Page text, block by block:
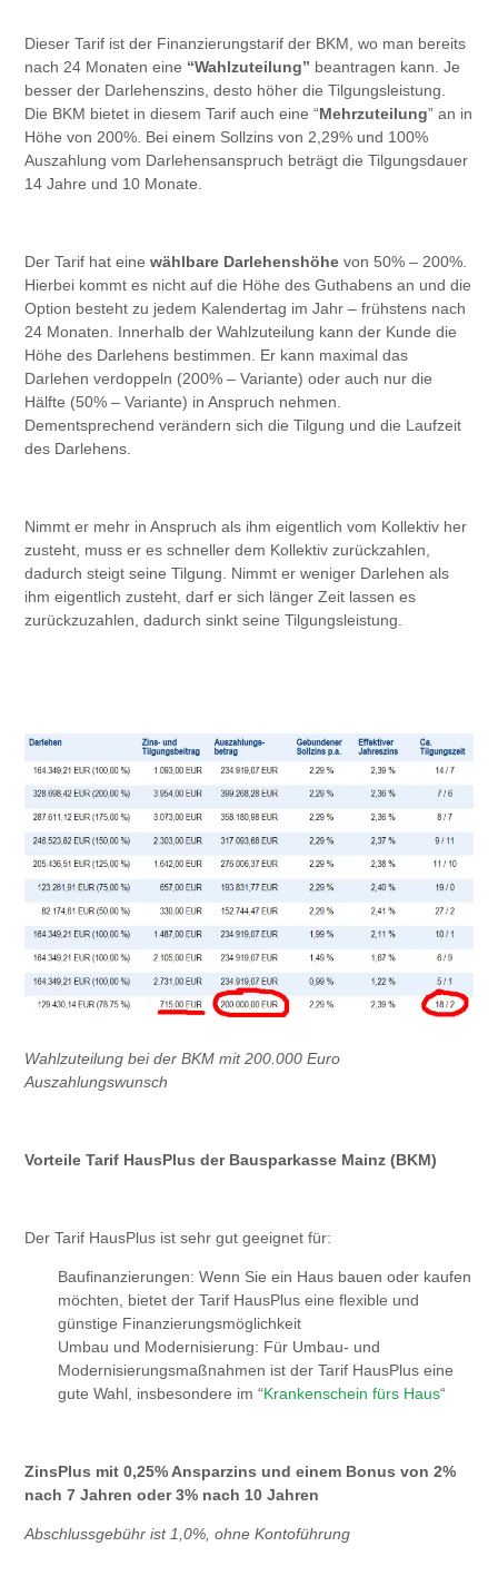
Dieser Tarif ist der Finanzierungstarif der BKM, wo man bereits
nach 24 Monaten eine “Wahlzuteilung” beantragen kann. Je
besser der Darlehenszins, desto höher die Tilgungsleistung.
Die BKM bietet in diesem Tarif auch eine “Mehrzuteilung” an in
Höhe von 200%. Bei einem Sollzins von 2,29% und 100%
Auszahlung vom Darlehensanspruch beträgt die Tilgungsdauer
14 Jahre und 10 Monate.
Der Tarif hat einewählbare Darlehenshöhe von 50% – 200%.
Hierbei kommt es nicht auf die Höhe des Guthabens an und die
Option besteht zu jedem Kalendertag im Jahr – frühstens nach
24 Monaten. Innerhalb der Wahlzuteilung kann der Kunde die
Höhe des Darlehens bestimmen. Er kann maximal das
Darlehen verdoppeln (200% – Variante) oder auch nur die
Hälfte (50% – Variante) in Anspruch nehmen.
Dementsprechend verändern sich die Tilgung und die Laufzeit
des Darlehens.
Nimmt er mehr in Anspruch als ihm eigentlich vom Kollektiv her
zusteht, muss er es schneller dem Kollektiv zurückzahlen,
dadurch steigt seine Tilgung. Nimmt er weniger Darlehen als
ihm eigentlich zusteht, darf er sich länger Zeit lassen es
zurückzuzahlen, dadurch sinkt seine Tilgungsleistung.
Wahlzuteilung bei der BKM mit 200.000 Euro
Auszahlungswunsch
Vorteile Tarif HausPlus der Bausparkasse Mainz (BKM)
Der Tarif HausPlus ist sehr gut geeignet für:
Baufinanzierungen: Wenn Sie ein Haus bauen oder kaufen
möchten, bietet der Tarif HausPlus eine flexible und
günstige Finanzierungsmöglichkeit
Umbau und Modernisierung: Für Umbau- und
Modernisierungsmaßnahmen ist der Tarif HausPlus eine
gute Wahl, insbesondere im “Krankenschein fürs Haus“
ZinsPlus mit 0,25% Ansparzins und einem Bonus von 2%
nach 7 Jahren oder 3% nach 10 Jahren
Abschlussgebühr ist 1,0%, ohne Kontoführung